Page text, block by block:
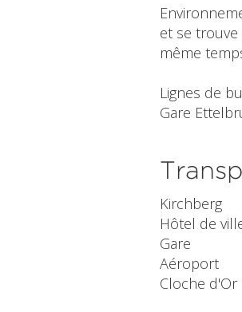
et se
même
Lignes de
Gare
Kirchberg
Hôtel de
Gare
Aéroport
Cloche d'Or